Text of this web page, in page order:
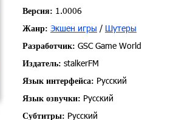
Версия: 1.0006
Жанр: Экшен игры / Шутеры
Разработчик: GSC Game World
Издатель: stalkerFM
Язык интерфейса: Русский
Язык озвучки: Русский
Субтитры: Русский